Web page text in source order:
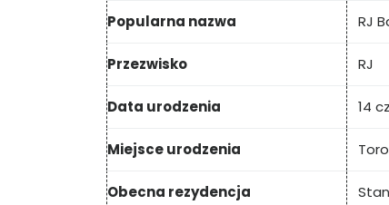
Popularna nazwa RJ
Przezwisko RJ
Data urodzenia 14
Miejsce urodzenia
Obecna rezydencja